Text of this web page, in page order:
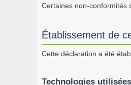
Certaines non-conformités
Établissement de
Cette déclaration a été
Technologies